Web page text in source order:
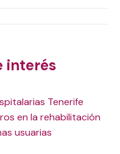
interés
Tenerife
en la rehabilitación
usuarias